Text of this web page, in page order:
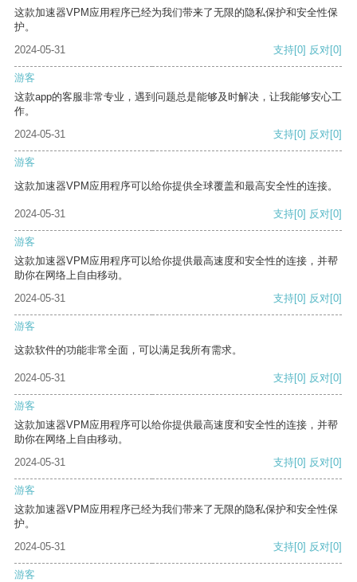
这款加速器VPM应用程序已经为我们带来了无限的隐私保护和安全性保
护。
2024-05-31
支持[0] 反对[0]
游客
这款app的客服非常专业，遇到问题总是能够及时解决，让我能够安心工
作。
2024-05-31
支持[0] 反对[0]
游客
这款加速器VPM应用程序可以给你提供全球覆盖和最高安全性的连接。
2024-05-31 支持[0] 反对[0]
游客
这款加速器VPM应用程序可以给你提供最高速度和安全性的连接，并帮
助你在网络上自由移动。
2024-05-31
支持[0] 反对[0]
游客
这款软件的功能非常全面，可以满足我所有需求。
2024-05-31 支持[0] 反对[0]
游客
这款加速器VPM应用程序可以给你提供最高速度和安全性的连接，并帮
助你在网络上自由移动。
2024-05-31
支持[0] 反对[0]
游客
这款加速器VPM应用程序已经为我们带来了无限的隐私保护和安全性保
护。
2024-05-31
支持[0] 反对[0]
游客